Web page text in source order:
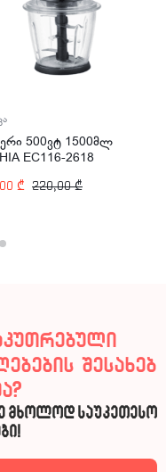
500ვტ 1500მლ
EC116-2618
₾ 220,00₾
შესახებ
მხოლოდ საუკეთესო